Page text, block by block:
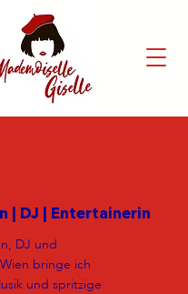
| DJ | Entertainerin
, DJ und
bringe ich
und spritzige